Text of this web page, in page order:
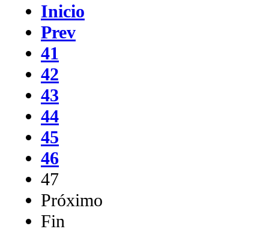
Inicio
Prev
41
42
43
44
45
46
47
Próximo
Fin